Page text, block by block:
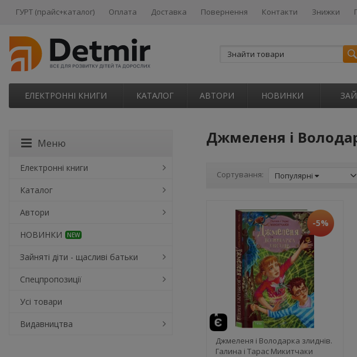
ГУРТ (прайс+каталог) Оплата Доставка Повернення Контакти Знижки
ЕЛЕКТРОННІ КНИГИ КАТАЛОГ АВТОРИ НОВИНКИ
Джмеленя і
Сортування: Популярні
-5%
Джмеленя і Володарка злиднів.
Галина і Тарас Микитчаки
Меню
Електронні книги
Каталог
Автори
НОВИНКИ
NEW
Зайняті діти - щасливі батьки
Спецпропозиції
Усі товари
Видавництва